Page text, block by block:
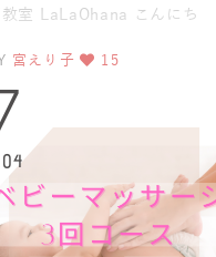
教室 LaLaOhana こんにち
宮えり子 15